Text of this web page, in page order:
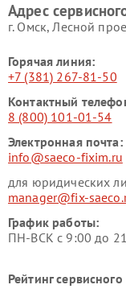
Адрес
г. Омск, ​Лесной
Горячая линия:
+7 (381) 267-81-50
Контактный
8 (800) 101-01-54
Электронная почта:
info@saeco-fixim.ru
для юридических
manager@fix-
График работы:
ПН-ВСК с 9:00 до
Рейтинг